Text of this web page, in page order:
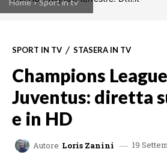
Home Sport in tv
SPORT IN TV STASERA IN TV
Champions
Juventus: diretta
e in HD
Autore Loris Zanini 19